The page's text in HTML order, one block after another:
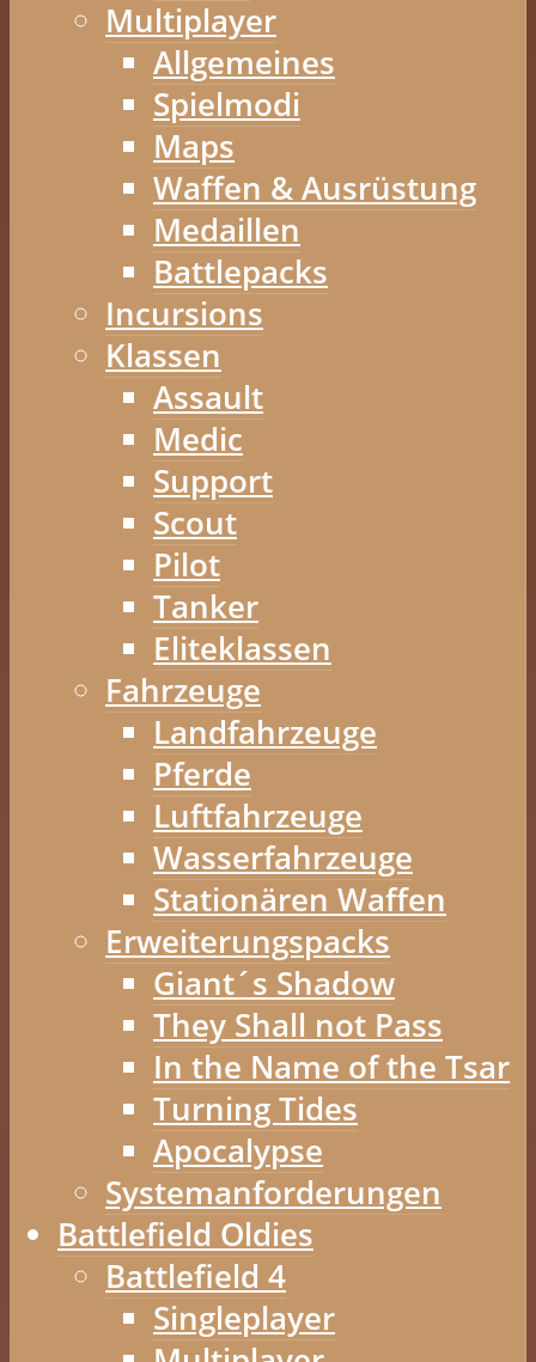
Multiplayer
Allgemeines
Spielmodi
Maps
Waffen & Ausrüstung
Medaillen
Battlepacks
Incursions
Klassen
Assault
Medic
Support
Scout
Pilot
Tanker
Eliteklassen
Fahrzeuge
Landfahrzeuge
Pferde
Luftfahrzeuge
Wasserfahrzeuge
Stationären Waffen
Erweiterungspacks
Giant´s Shadow
They Shall not Pass
In the Name of the Tsar
Turning Tides
Apocalypse
Systemanforderungen
Battlefield Oldies
Battlefield 4
Singleplayer